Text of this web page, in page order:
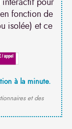
fonction de
isolée) et ce
à la minute.
et des